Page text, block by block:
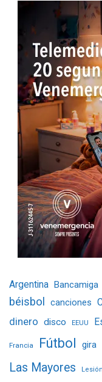
Argentina Bancamiga
béisbol canciones
dinero disco EEUU
Francia Fútbol gira
Las Mayores Lesión